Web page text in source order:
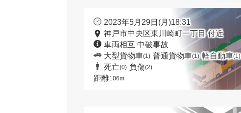
2023年5月29日(月)18:31
神戸市中央区東川崎町一丁目 付近
車両相互 中破事故
大型貨物車(1) 普通貨物車(1) 軽自動車(1)
死亡(0) 負傷(2)
距離106m